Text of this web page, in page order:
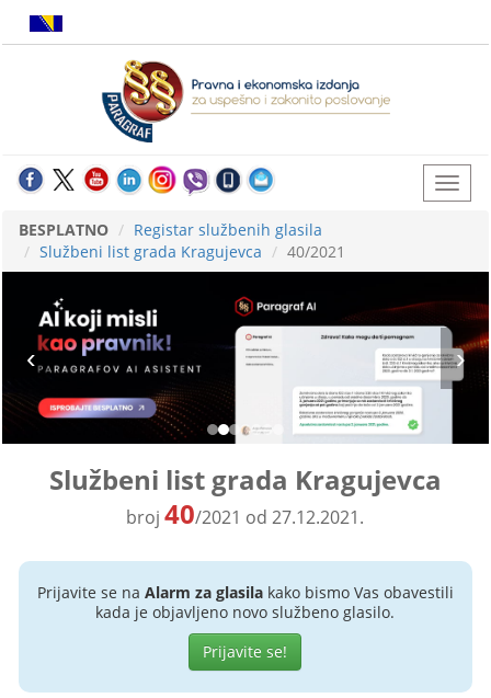
BESPLATNO
Registar službenih glasila
Službeni list grada Kragujevca
40/2021
Službeni list grada Kragujevca
broj40/2021 od 27.12.2021.
Prijavite se na Alarm za glasilakako bismo Vas obavestili
kada je objavljeno novo službeno glasilo.
Prijavite se!